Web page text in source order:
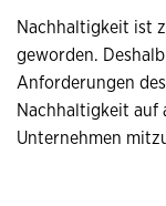
Nachhaltigkeit ist
geworden.
Anforderungen
Nachhaltigkeit auf
Unternehmen